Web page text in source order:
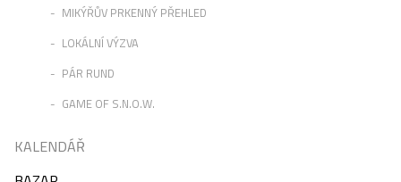
MIKÝŘŮV PRKENNÝ PŘEHLED
LOKÁLNÍ VÝZVA
PÁR RUND
GAME OF S.N.O.W.
KALENDÁŘ